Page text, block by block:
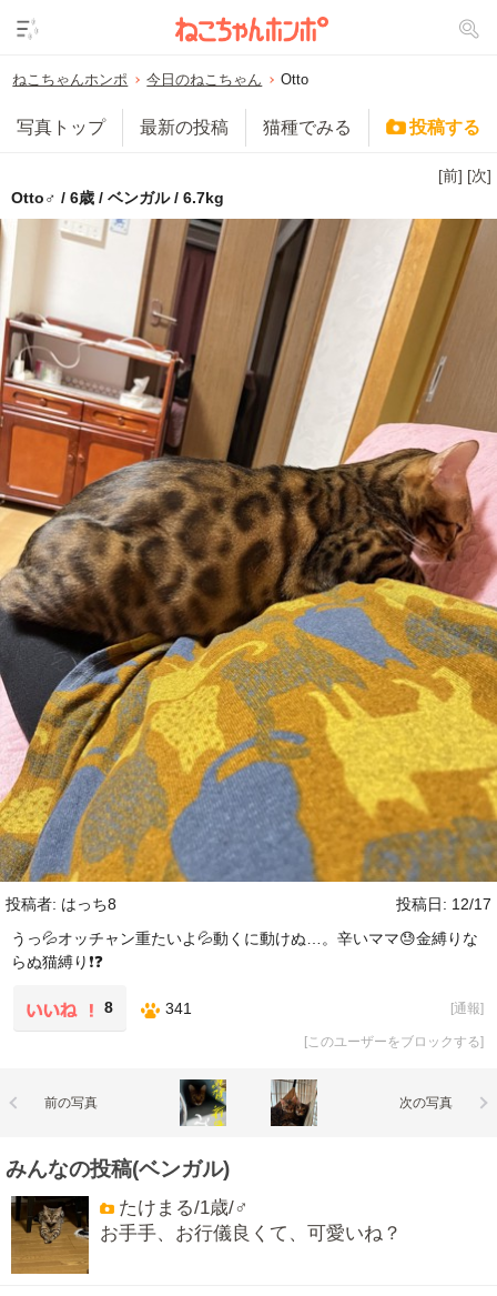
ねこちゃんホンポ 今日のねこちゃん Otto
写真トップ 最新の投稿 猫種でみる 投稿する
[前] [次]
Otto♂ / 6歳 / ベンガル / 6.7kg
投稿者: はっち8
投稿日: 12/17
うっ💦オッチャン重たいよ💦動くに動けぬ…。辛いママ😓金縛りな
らぬ猫縛り❗️❓
8 341 [通報]
[このユーザーをブロックする]
前の写真 次の写真
みんなの投稿(ベンガル)
たけまる/1歳/♂
お手手、お行儀良くて、可愛いね？